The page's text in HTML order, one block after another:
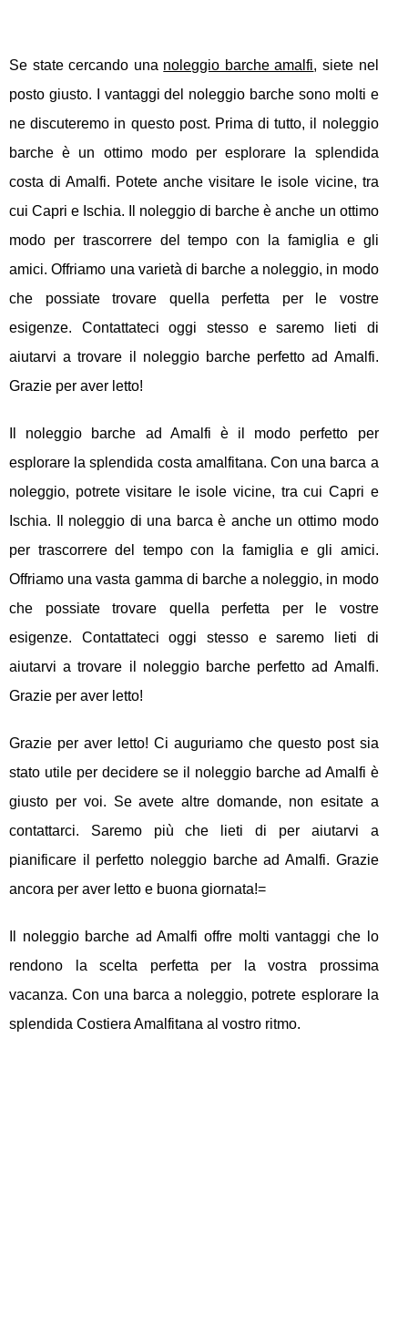
Se state cercando una noleggio barche amalfi, siete nel
posto giusto. I vantaggi del noleggio barche sono molti e
ne discuteremo in questo post. Prima di tutto, il noleggio
barche è un ottimo modo per esplorare la splendida
costa di Amalfi. Potete anche visitare le isole vicine, tra
cui Capri e Ischia. Il noleggio di barche è anche un ottimo
modo per trascorrere del tempo con la famiglia e gli
amici. Offriamo una varietà di barche a noleggio, in modo
che possiate trovare quella perfetta per le vostre
esigenze. Contattateci oggi stesso e saremo lieti di
aiutarvi a trovare il noleggio barche perfetto ad Amalfi.
Grazie per aver letto!
Il noleggio barche ad Amalfi è il modo perfetto per
esplorare la splendida costa amalfitana. Con una barca a
noleggio, potrete visitare le isole vicine, tra cui Capri e
Ischia. Il noleggio di una barca è anche un ottimo modo
per trascorrere del tempo con la famiglia e gli amici.
Offriamo una vasta gamma di barche a noleggio, in modo
che possiate trovare quella perfetta per le vostre
esigenze. Contattateci oggi stesso e saremo lieti di
aiutarvi a trovare il noleggio barche perfetto ad Amalfi.
Grazie per aver letto!
Grazie per aver letto! Ci auguriamo che questo post sia
stato utile per decidere se il noleggio barche ad Amalfi è
giusto per voi. Se avete altre domande, non esitate a
contattarci. Saremo più che lieti di per aiutarvi a
pianificare il perfetto noleggio barche ad Amalfi. Grazie
ancora per aver letto e buona giornata!=
Il noleggio barche ad Amalfi offre molti vantaggi che lo
rendono la scelta perfetta per la vostra prossima
vacanza. Con una barca a noleggio, potrete esplorare la
splendida Costiera Amalfitana al vostro ritmo.